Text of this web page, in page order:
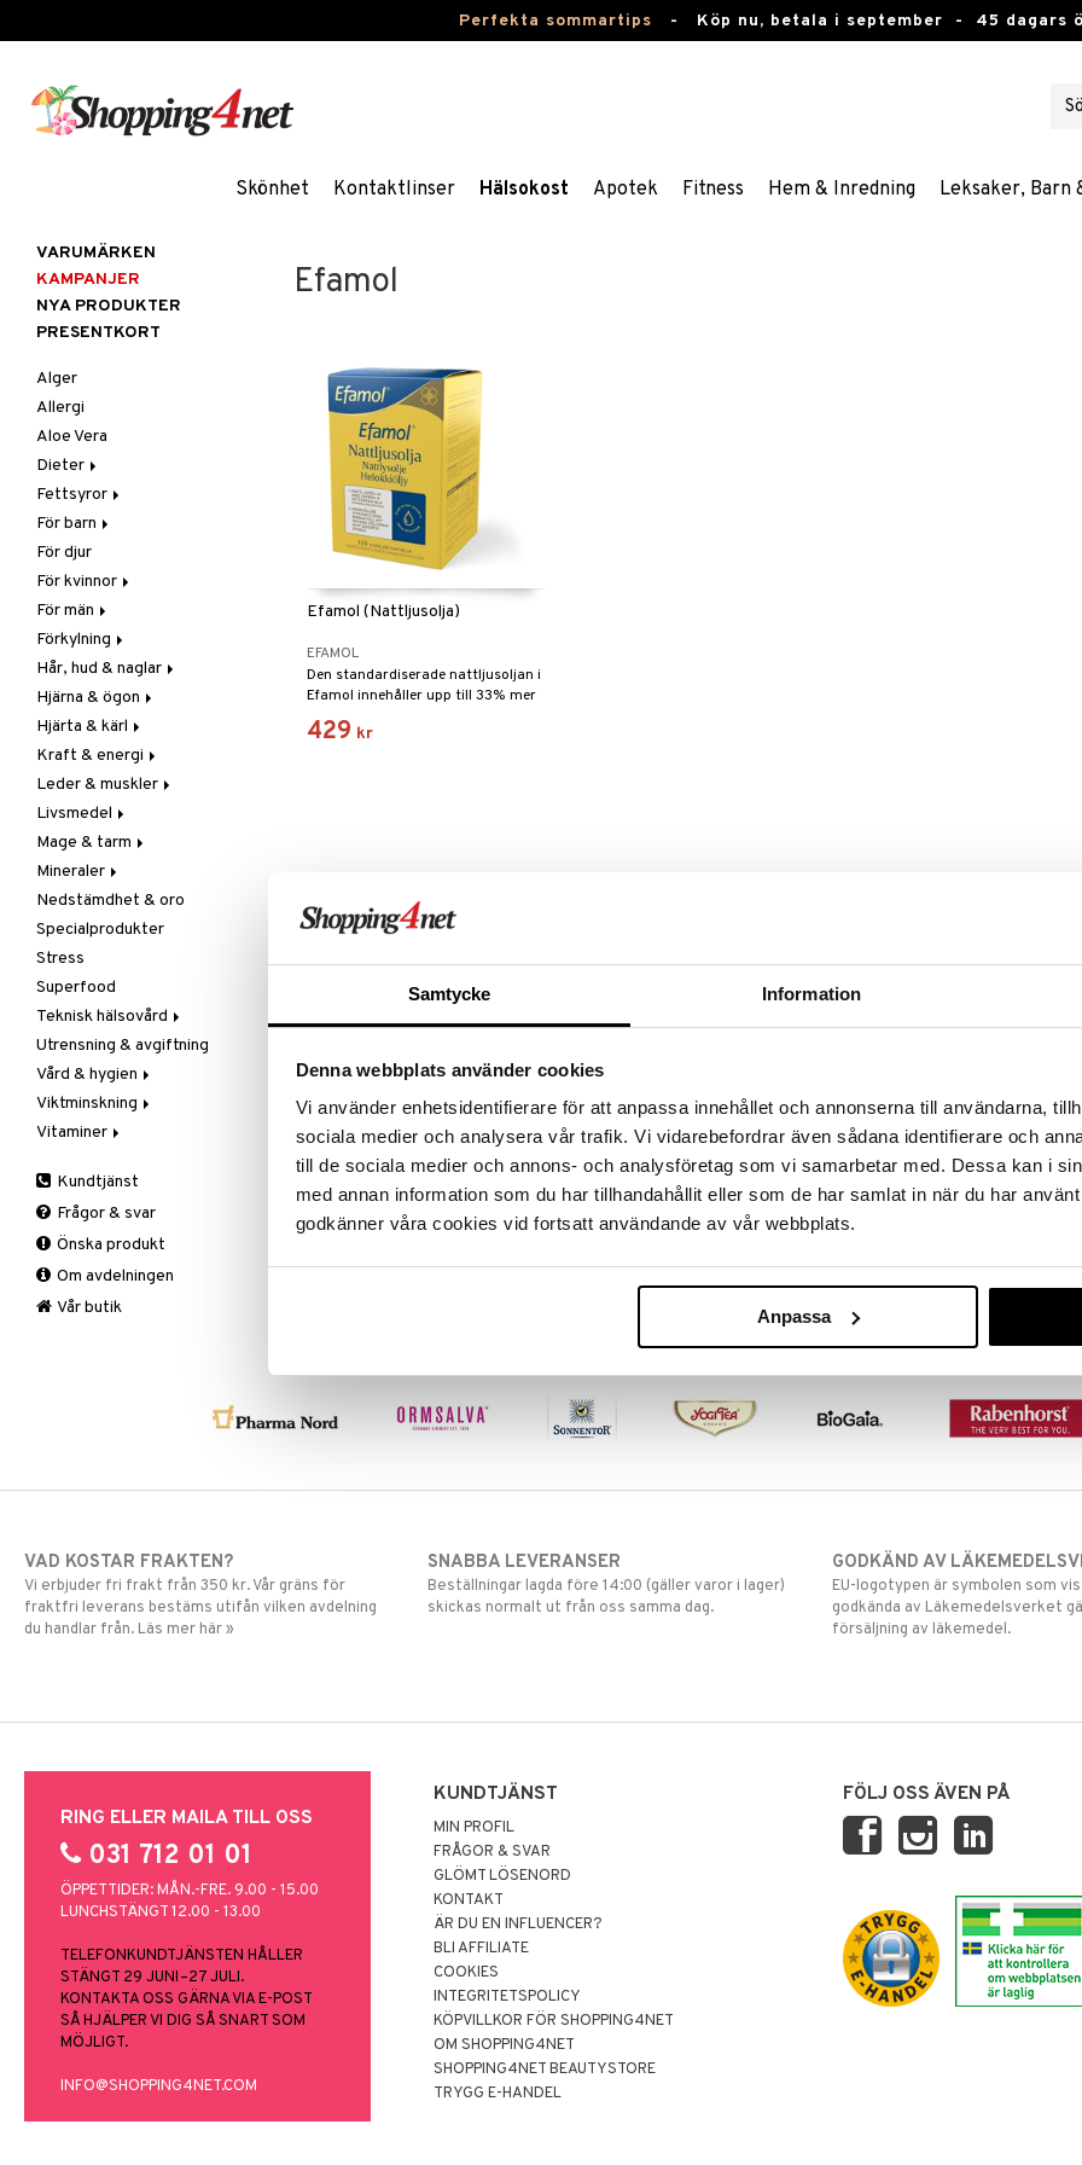
Samtycke Information
Denna webbplats använder cookies
Vi använder enhetsidentifierare för att anpassa innehållet och annonserna till användarna,
sociala medier och analysera vår trafik. Vi vidarebefordrar även sådana identifierare och
till de sociala medier och annons- och analysföretag som vi samarbetar med. Dessa kan i
med annan information som du har tillhandahållit eller som de har samlat in när du har
godkänner våra cookies vid fortsatt användande av vår webbplats.
Anpassa
Perfekta sommartips - Köp nu, betala i september - 45 dagars
Skönhet Kontaktlinser Hälsokost Apotek Fitness Hem & Inredning Leksaker, Barn
Efamol
Efamol (Nattljusolja)
EFAMOL
Den standardiserade nattljusoljan i
Efamol innehåller upp till 33% mer
GLA än andra oljor på marknaden.
429 kr
VARUMÄRKEN
KAMPANJER
NYA PRODUKTER
PRESENTKORT
Alger
Allergi
Aloe Vera
Dieter
Glutenintolerans
LCHF
Raw Food
Fettsyror
Marina fettsyror
Veg fettsyror
För barn
Fettsyror
Hudvård
Vitamin & mineral
För djur
För kvinnor
Graviditet & amning
Klimakterie & PMS
Näringstillskott
Övriga
Sex & lust
Skelett
Urinvägar
För män
Näringstillskott
Övriga
Prostata
Sex & lust
Förkylning
C-vitamin
Förebyggande &
lindrande
Hostdämpande
Öron, näsa & hals
Övriga
Virushämmande
Vitlök
Hår, hud & naglar
Hår
Kosttillskott
Sol & pigment
Hjärna & ögon
Fettsyror
Minne
Ögon
Hjärta & kärl
Ginkgo biloba
Kärlstärkande
Kolesterolsänkande
Marina fettsyror
Veg fettsyror
Kraft & energi
Ginseng
Övriga
Prestation
Q-10
Rosenrot
Schizandra
Leder & muskler
Kosttillskott
Utvärtes
Livsmedel
Bars
Choklad
Diverse
Drycker
Förvaring
Frukt, frö & nötter
Groddning
Kokos
Kryddor & buljong
Mjöl & bak
Nöt-& fröpasta
Raw Food
Snacks
Sötning
Te
Mage & tarm
Drycker
Fibrer
Matsmältning
Syrareglerande
Tarm
Utrensning
Mineraler
Järn
Kalcium
Krom
Magnesium
Multimineraler
Övriga
Selen
Zink
Nedstämdhet & oro
Specialprodukter
Stress
Superfood
Teknisk hälsovård
Ljusterapi
Luftfuktare
Massage
Övrigt
Utrensning & avgiftning
Vård & hygien
Ansiktsvård
Cremer
Rakprodukter
Rengöring
Specialprodukter
Giftset
Fotvård
Handvård
Tillbehör
Hårvård
Balsam
Schampo
Specialprodukter
Intim
Kosmetika
Hud
Läppar
Kropp
Bad, dusch & tvål
Mun & tänder
Viktminskning
Äppelcidervinäger
Fasta
Fettförbränning
Måltidsersättning
Övriga
Vitaminer
Antioxidanter
B vitaminer
Barn
C vitaminer
Kvinna
Kundtjänst
Frågor & svar
Önska produkt
Om avdelningen
Vår butik
VAD KOSTAR FRAKTEN?
Vi erbjuder fri frakt från 350 kr. Vår gräns för
fraktfri leverans bestäms utifån vilken avdelning
du handlar från. Läs mer här »
SNABBA LEVERANSER
Beställningar lagda före 14:00 (gäller varor i lager)
skickas normalt ut från oss samma dag.
GODKÄND AV
EU-logotypen är symbolen som
godkända av Läkemedelsverket
försäljning av läkemedel.
RING ELLER MAILA TILL OSS
031 712 01 01
ÖPPETTIDER: MÅN.-FRE. 9.00 - 15.00
LUNCHSTÄNGT 12.00 - 13.00
TELEFONKUNDTJÄNSTEN HÅLLER
STÄNGT 29 JUNI–27 JULI.
KONTAKTA OSS GÄRNA VIA E-POST
SÅ HJÄLPER VI DIG SÅ SNART SOM
MÖJLIGT.
INFO@SHOPPING4NET.COM
KUNDTJÄNST
MIN PROFIL
FRÅGOR & SVAR
GLÖMT LÖSENORD
KONTAKT
ÄR DU EN INFLUENCER?
BLI AFFILIATE
COOKIES
INTEGRITETSPOLICY
KÖPVILLKOR FÖR SHOPPING4NET
OM SHOPPING4NET
SHOPPING4NET BEAUTYSTORE
TRYGG E-HANDEL
FÖLJ OSS ÄVEN PÅ